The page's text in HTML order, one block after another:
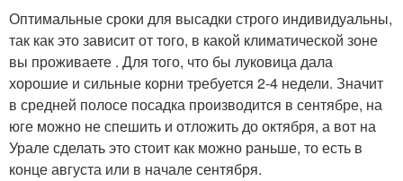
Оптимальные сроки для высадки строго индивидуальны,
так как это зависит от того, в какой климатической зоне
вы проживаете . Для того, что бы луковица дала
хорошие и сильные корни требуется 2-4 недели. Значит
в средней полосе посадка производится в сентябре, на
юге можно не спешить и отложить до октября, а вот на
Урале сделать это стоит как можно раньше, то есть в
конце августа или в начале сентября.